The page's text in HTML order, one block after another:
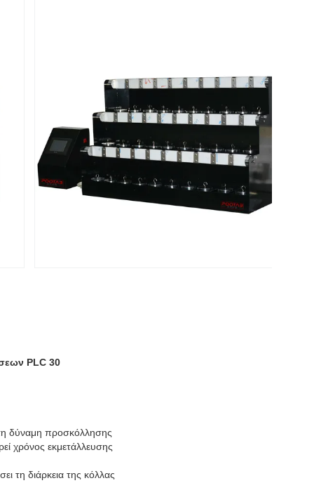
PLC 30
τη δύναμη προσκόλλησης
χρόνος εκμετάλλευσης
τη διάρκεια της κόλλας